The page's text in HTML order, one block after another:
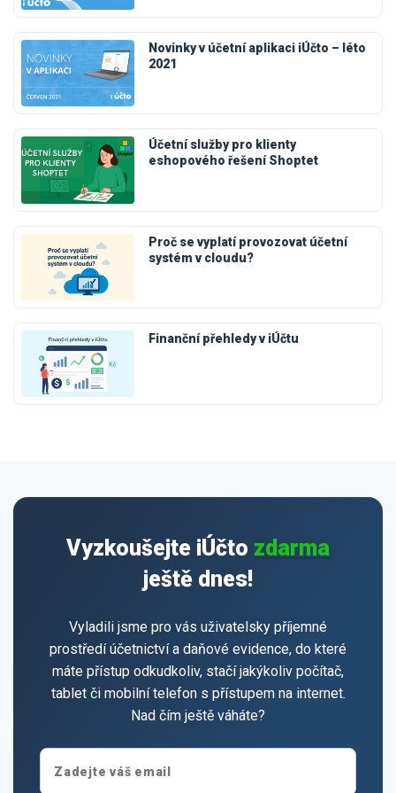
Novinky v účetní aplikaci iÚčto – léto
2021
Účetní služby pro klienty
eshopového řešení Shoptet
Proč se vyplatí provozovat účetní
systém v cloudu?
Finanční přehledy v iÚčtu
Vyzkoušejte iÚčto zdarma
ještě dnes!
Vyladili jsme pro vás uživatelsky příjemné
prostředí účetnictví a daňové evidence, do které
máte přístup odkudkoliv, stačí jakýkoliv počítač,
tablet či mobilní telefon s přístupem na internet.
Nad čím ještě váháte?